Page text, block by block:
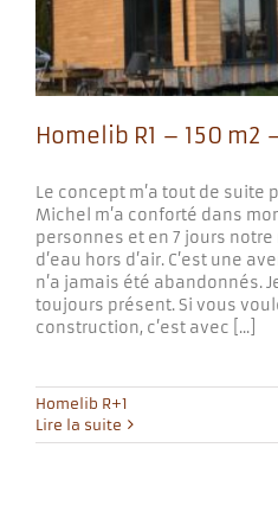
Homelib R1 – 150 m2
Le concept m’a tout de suite
Michel m’a conforté dans
personnes et en 7 jours
d’eau hors d’air. C’est une
n’a jamais été abandonnés.
toujours présent. Si vous
construction, c’est avec [...]
Homelib R+1
Lire la suite